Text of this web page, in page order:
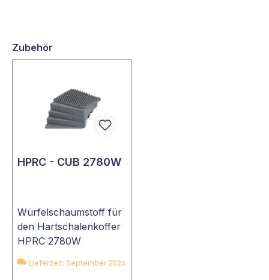
Zubehör
HPRC - CUB 2780W
Würfelschaumstoff für
den Hartschalenkoffer
HPRC 2780W
Lieferzeit: September 2026